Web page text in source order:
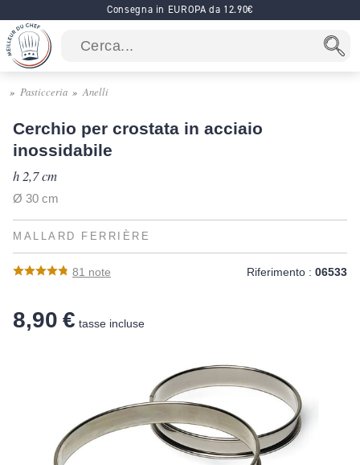
Consegna in EUROPA da 12.90€
Pasticceria Anelli
Cerchio per crostata in acciaio
inossidabile
h 2,7 cm
Ø 30 cm
MALLARD FERRIÈRE
81 note Riferimento : 06533
8,90 € tasse incluse